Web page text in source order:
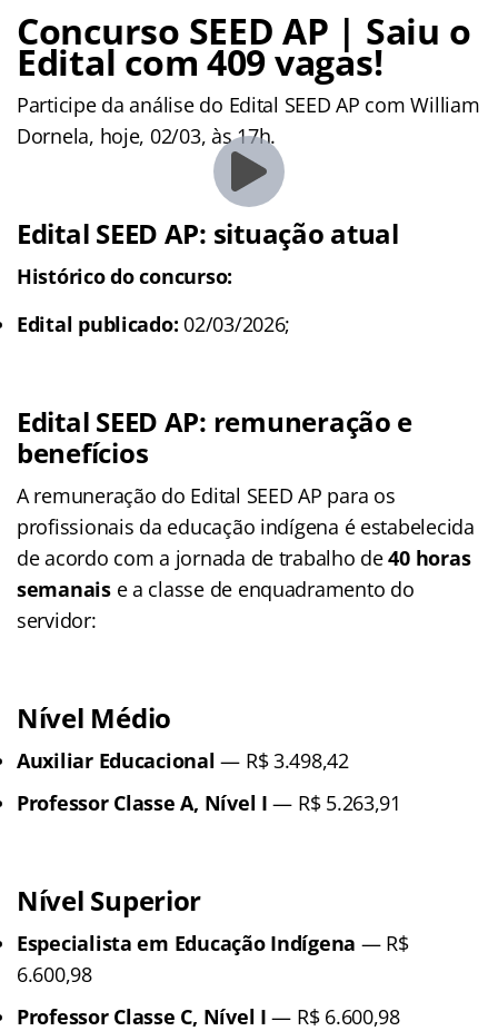
Concurso SEED AP | Saiu o
Edital com 409 vagas!
Participe da análise do Edital SEED AP com William
Dornela, hoje, 02/03, às 17h.
Edital SEED AP: situação atual
Histórico do concurso:
Edital publicado: 02/03/2026;
Edital SEED AP: remuneração e
benefícios
A remuneração do Edital SEED AP para os
profissionais da educação indígena é estabelecida
de acordo com a jornada de trabalho de40 horas
semanaise a classe de enquadramento do
servidor:
Nível Médio
Auxiliar Educacional — R$ 3.498,42
Professor Classe A, Nível I — R$ 5.263,91
Nível Superior
Especialista em Educação Indígena — R$
6.600,98
Professor Classe C, Nível I — R$ 6.600,98